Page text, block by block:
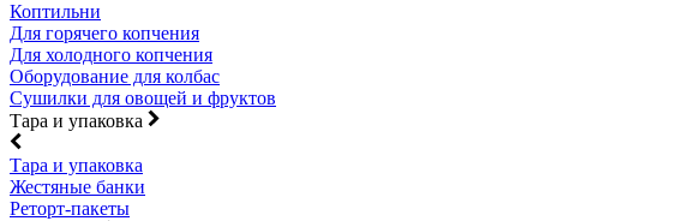
Коптильни
Для горячего копчения
Для холодного копчения
Оборудование для колбас
Сушилки для овощей и фруктов
Тара и упаковка
Тара и упаковка
Жестяные банки
Реторт-пакеты